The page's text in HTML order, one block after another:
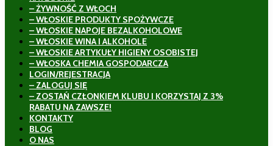
– ŻYWNOŚĆ Z WŁOCH
– WŁOSKIE PRODUKTY SPOŻYWCZE
– WŁOSKIE NAPOJE BEZALKOHOLOWE
– WŁOSKIE WINA I ALKOHOLE
– WŁOSKIE ARTYKUŁY HIGIENY OSOBISTEJ
– WŁOSKA CHEMIA GOSPODARCZA
LOGIN/REJESTRACJA
– ZALOGUJ SIĘ
– ZOSTAŃ CZŁONKIEM KLUBU I KORZYSTAJ Z 3%
RABATU NA ZAWSZE!
KONTAKTY
BLOG
O NAS